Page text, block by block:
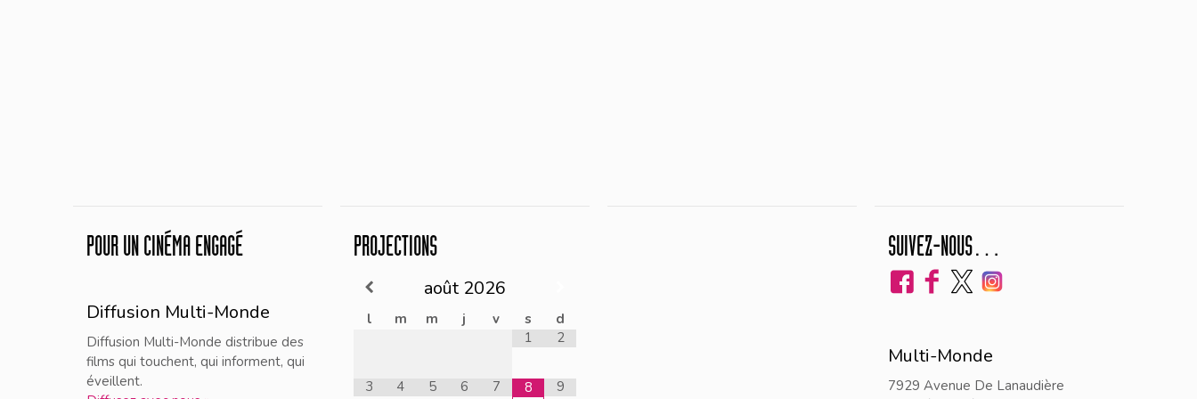
POUR UN CINÉMA ENGAGÉ
Diffusion Multi-Monde
Diffusion Multi-Monde distribue des
films qui touchent, qui informent, qui
éveillent.
PROJECTIONS
août 2026
l m m j v s
d
1
2
3 4 5 6 7 8 9
SUIVEZ-NOUS…
Multi-Monde
7929 Avenue De Lanaudière